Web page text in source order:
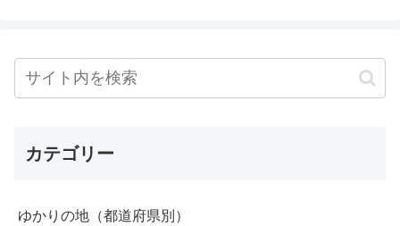
カテゴリー
ゆかりの地（都道府県別）